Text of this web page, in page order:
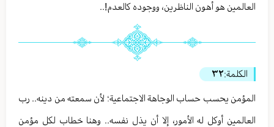
العالمين هو أهون الناظرين، ووجوده كالعدم!..
الكلمة:٣٢
المؤمن يحسب حساب الوجاهة الاجتماعية؛ لأن سمعته من دينه.. رب
العالمين أوكل له الأمور، إلا أن يذل نفسه.. وهنا خطاب لكل مؤمن